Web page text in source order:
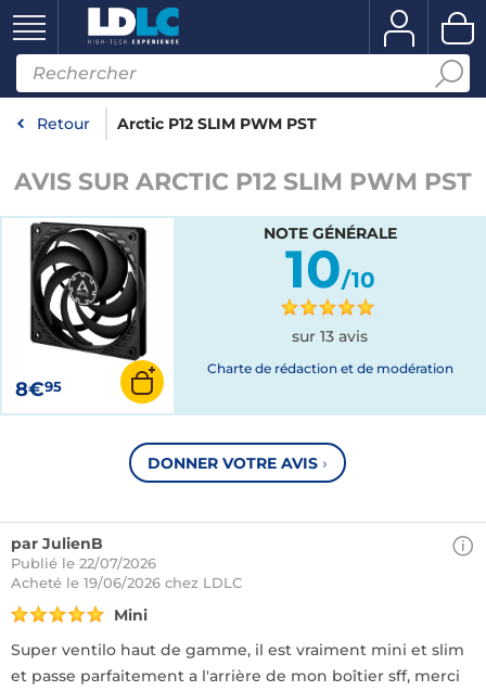
Retour Arctic P12 SLIM PWM PST
AVIS SUR ARCTIC P12 SLIM PWM PST
8€95
NOTE GÉNÉRALE
10/10
sur 13 avis
Charte de rédaction et de modération
DONNER VOTRE AVIS ›
par JulienB
Publié le 22/07/2026
Acheté le 19/06/2026 chez LDLC
Mini
Super ventilo haut de gamme, il est vraiment mini et slim
et passe parfaitement a l'arrière de mon boîtier sff, merci